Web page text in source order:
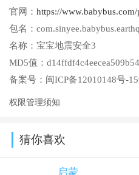
官网： https://
包名：
名称： 宝宝地震安全3
MD5值：
备案号： 闽ICP备12010148号-
权限管理须知
猜你喜欢
启蒙